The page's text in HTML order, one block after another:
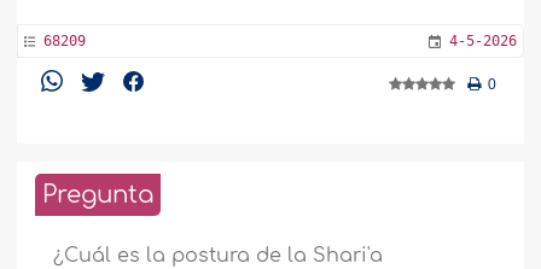
68209 4-5-2026
0
Pregunta
¿Cuál es la postura de la Shari'a